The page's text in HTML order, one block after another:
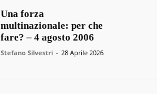
Una forza
multinazionale: per che
fare? – 4 agosto 2006
Stefano Silvestri - 28 Aprile 2026